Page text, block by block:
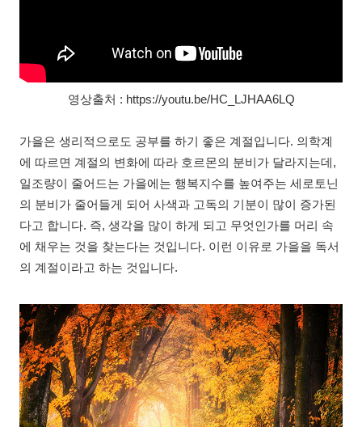
영상출처 : https://youtu.be/HC_LJHAA6LQ
가을은 생리적으로도 공부를 하기 좋은 계절입니다. 의학계
에 따르면 계절의 변화에 따라 호르몬의 분비가 달라지는데,
일조량이 줄어드는 가을에는 행복지수를 높여주는 세로토닌
의 분비가 줄어들게 되어 사색과 고독의 기분이 많이 증가된
다고 합니다. 즉, 생각을 많이 하게 되고 무엇인가를 머리 속
에 채우는 것을 찾는다는 것입니다. 이런 이유로 가을을 독서
의 계절이라고 하는 것입니다.